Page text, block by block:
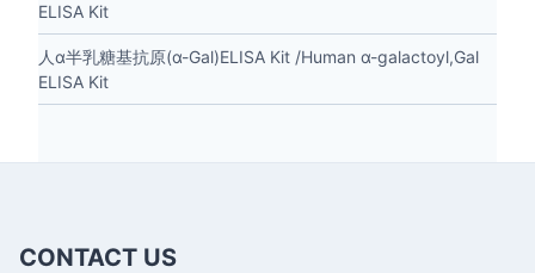
ELISA Kit
人α半乳糖基抗原(α-Gal)ELISA Kit /Human α-galactoyl,Gal
ELISA Kit
CONTACT US